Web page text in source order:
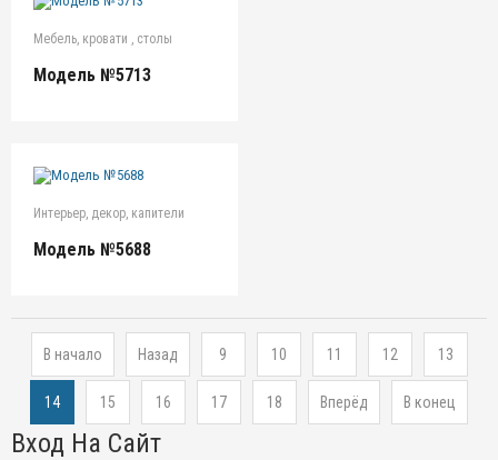
Мебель, кровати , столы
Модель №5713
Интерьер, декор, капители
Модель №5688
В начало Назад 9 10 11 12 13
14 15 16 17 18 Вперёд В конец
Вход На Сайт